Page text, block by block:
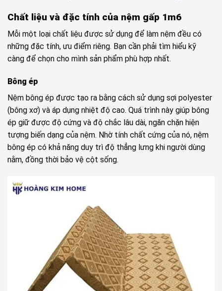
Chất liệu và đặc tính của nệm gấp 1m6
Mỗi một loại chất liệu được sử dụng để làm nệm đều có
những đặc tính, ưu điểm riêng. Bạn cần phải tìm hiểu kỹ
càng để chọn cho mình sản phẩm phù hợp nhất.
Bông ép
Nệm bông ép được tạo ra bằng cách sử dụng sợi polyester
(bông xơ) và áp dụng nhiệt độ cao. Quá trình này giúp bông
ép giữ được độ cứng và độ chắc lâu dài, ngăn chặn hiện
tượng biến dạng của nệm. Nhờ tính chất cứng của nó, nệm
bông ép có khả năng duy trì độ thẳng lưng khi người dùng
nằm, đồng thời bảo vệ cột sống.